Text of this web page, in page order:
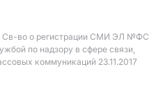
Св-во о регистрации СМИ ЭЛ №ФС
по надзору в сфере связи,
коммуникаций 23.11.2017